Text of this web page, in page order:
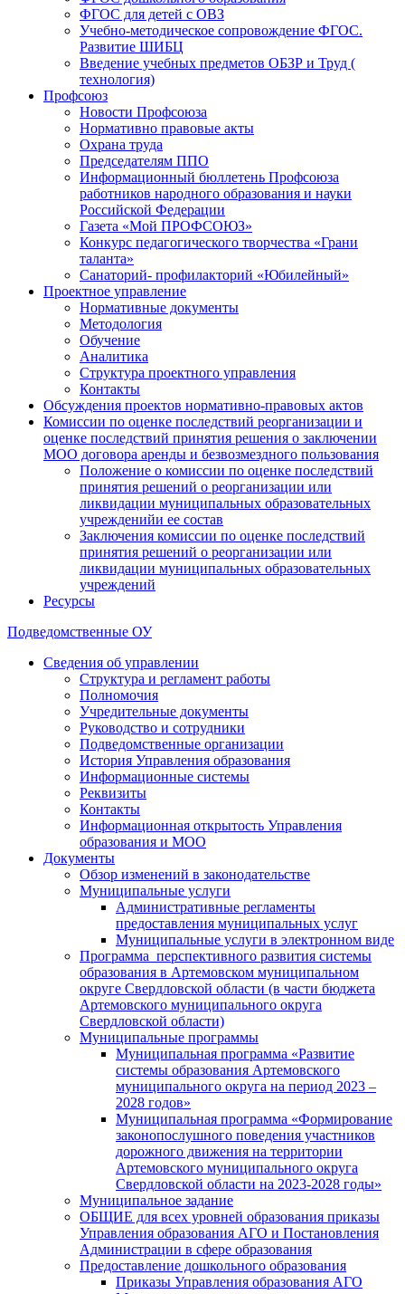
ФГОС для детей с ОВЗ
Учебно-методическое сопровождение ФГОС.
Развитие ШИБЦ
Введение учебных предметов ОБЗР и Труд (
технология)
Профсоюз
Новости Профсоюза
Нормативно правовые акты
Охрана труда
Председателям ППО
Информационный бюллетень Профсоюза
работников народного образования и науки
Российской Федерации
Газета «Мой ПРОФСОЮЗ»
Конкурс педагогического творчества «Грани
таланта»
Санаторий- профилакторий «Юбилейный»
Проектное управление
Нормативные документы
Методология
Обучение
Аналитика
Структура проектного управления
Контакты
Обсуждения проектов нормативно-правовых актов
Комиссии по оценке последствий реорганизации и
оценке последствий принятия решения о заключении
МОО договора аренды и безвозмездного пользования
Положение о комиссии по оценке последствий
принятия решений о реорганизации или
ликвидации муниципальных образовательных
учрежденийи ее состав
Заключения комиссии по оценке последствий
принятия решений о реорганизации или
ликвидации муниципальных образовательных
учреждений
Ресурсы
Подведомственные ОУ
Сведения об управлении
Структура и регламент работы
Полномочия
Учредительные документы
Руководство и сотрудники
Подведомственные организации
История Управления образования
Информационные системы
Реквизиты
Контакты
Информационная открытость Управления
образования и МОО
Документы
Обзор изменений в законодательстве
Муниципальные услуги
Административные регламенты
предоставления муниципальных услуг
Муниципальные услуги в электронном виде
Программа перспективного развития системы
образования в Артемовском муниципальном
округе Свердловской области (в части бюджета
Артемовского муниципального округа
Свердловской области)
Муниципальные программы
Муниципальная программа «Развитие
системы образования Артемовского
муниципального округа на период 2023 –
2028 годов»
Муниципальная программа «Формирование
законопослушного поведения участников
дорожного движения на территории
Артемовского муниципального округа
Свердловской области на 2023-2028 годы»
Муниципальное задание
ОБЩИЕ для всех уровней образования приказы
Управления образования АГО и Постановления
Администрации в сфере образования
Предоставление дошкольного образования
Приказы Управления образования АГО